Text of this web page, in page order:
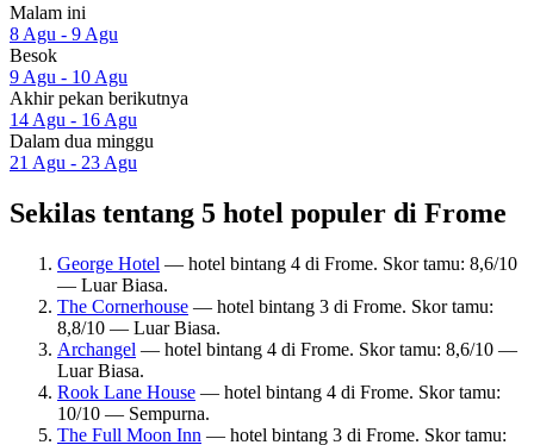
Malam ini
8 Agu - 9 Agu
Besok
9 Agu - 10 Agu
Akhir pekan berikutnya
14 Agu - 16 Agu
Dalam dua minggu
21 Agu - 23 Agu
Sekilas tentang 5 hotel populer di Frome
George Hotel — hotel bintang 4 di Frome. Skor tamu: 8,6/10
— Luar Biasa.
The Cornerhouse — hotel bintang 3 di Frome. Skor tamu:
8,8/10 — Luar Biasa.
Archangel — hotel bintang 4 di Frome. Skor tamu: 8,6/10 —
Luar Biasa.
Rook Lane House — hotel bintang 4 di Frome. Skor tamu:
10/10 — Sempurna.
The Full Moon Inn — hotel bintang 3 di Frome. Skor tamu: